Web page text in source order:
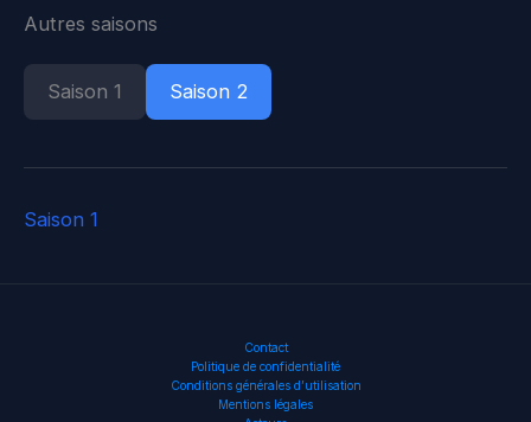
Autres saisons
Saison 1 Saison 2
Saison 1
Contact
Politique de confidentialité
Conditions générales d’utilisation
Mentions légales